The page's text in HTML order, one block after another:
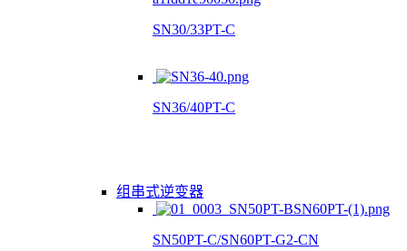
SN30/33PT-C
SN36/40PT-C
组串式逆变器
SN50PT-C/SN60PT-G2-CN